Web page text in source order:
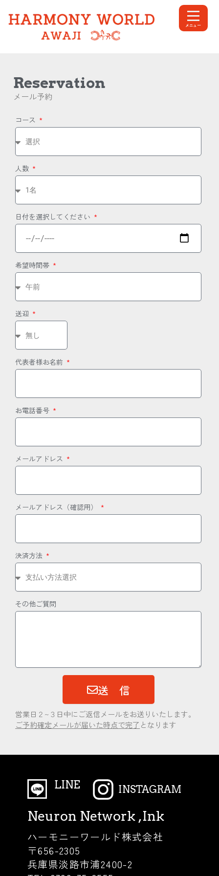
メニュー
Reservation
メール予約
コース
人数
日付を選択してください
希望時間帯
送迎
代表者様お名前
お電話番号
メールアドレス
メールアドレス（確認用）
決済方法
その他ご質問
送 信
営業日２~３日中にご返信メールをお送りいたします。
ご予約確定メールが届いた時点で完了 となります
LINE INSTAGRAM
Neuron Network ,Ink
ハーモニーワールド株式会社
〒656-2305
兵庫県淡路市浦2400-2